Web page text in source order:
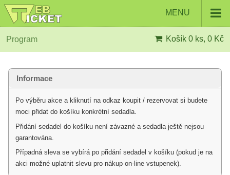
MENU
Program Košík 0 ks, 0 Kč
Informace
Po výběru akce a kliknutí na odkaz koupit / rezervovat si budete
moci přidat do košíku konkrétní sedadla.
Přidání sedadel do košíku není závazné a sedadla ještě nejsou
garantována.
Případná sleva se vybírá po přidání sedadel v košíku (pokud je na
akci možné uplatnit slevu pro nákup on-line vstupenek).